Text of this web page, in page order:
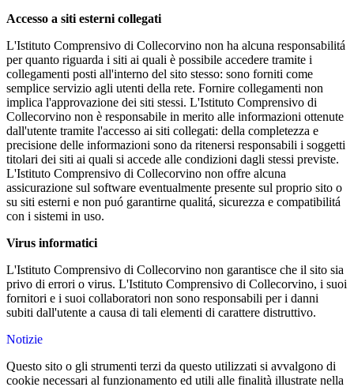
Accesso a siti esterni collegati
L'Istituto Comprensivo di Collecorvino non ha alcuna responsabilitá
per quanto riguarda i siti ai quali è possibile accedere tramite i
collegamenti posti all'interno del sito stesso: sono forniti come
semplice servizio agli utenti della rete. Fornire collegamenti non
implica l'approvazione dei siti stessi. L'Istituto Comprensivo di
Collecorvino non è responsabile in merito alle informazioni ottenute
dall'utente tramite l'accesso ai siti collegati: della completezza e
precisione delle informazioni sono da ritenersi responsabili i soggetti
titolari dei siti ai quali si accede alle condizioni dagli stessi previste.
L'Istituto Comprensivo di Collecorvino non offre alcuna
assicurazione sul software eventualmente presente sul proprio sito o
su siti esterni e non puó garantirne qualitá, sicurezza e compatibilitá
con i sistemi in uso.
Virus informatici
L'Istituto Comprensivo di Collecorvino non garantisce che il sito sia
privo di errori o virus. L'Istituto Comprensivo di Collecorvino, i suoi
fornitori e i suoi collaboratori non sono responsabili per i danni
subiti dall'utente a causa di tali elementi di carattere distruttivo.
Notizie
Questo sito o gli strumenti terzi da questo utilizzati si avvalgono di
cookie necessari al funzionamento ed utili alle finalità illustrate nella